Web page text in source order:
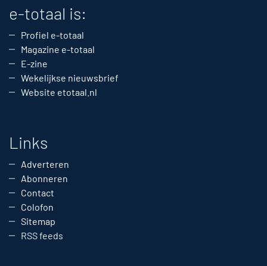
e-totaal is:
Profiel e-totaal
Magazine e-totaal
E-zine
Wekelijkse nieuwsbrief
Website etotaal.nl
Links
Adverteren
Abonneren
Contact
Colofon
Sitemap
RSS feeds